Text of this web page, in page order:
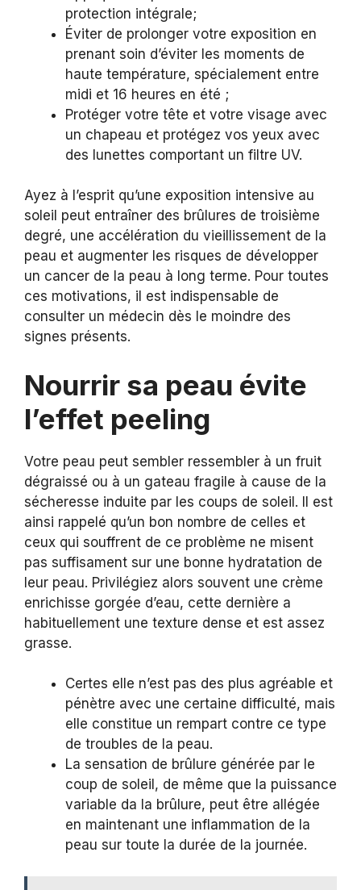
protection intégrale;
Éviter de prolonger votre exposition en
prenant soin d’éviter les moments de
haute température, spécialement entre
midi et 16 heures en été ;
Protéger votre tête et votre visage avec
un chapeau et protégez vos yeux avec
des lunettes comportant un filtre UV.
Ayez à l’esprit qu’une exposition intensive au
soleil peut entraîner des brûlures de troisième
degré, une accélération du vieillissement de la
peau et augmenter les risques de développer
un cancer de la peau à long terme. Pour toutes
ces motivations, il est indispensable de
consulter un médecin dès le moindre des
signes présents.
Nourrir sa peau évite
l’effet peeling
Votre peau peut sembler ressembler à un fruit
dégraissé ou à un gateau fragile à cause de la
sécheresse induite par les coups de soleil. Il est
ainsi rappelé qu’un bon nombre de celles et
ceux qui souffrent de ce problème ne misent
pas suffisament sur une bonne hydratation de
leur peau. Privilégiez alors souvent une crème
enrichisse gorgée d’eau, cette dernière a
habituellement une texture dense et est assez
grasse.
Certes elle n’est pas des plus agréable et
pénètre avec une certaine difficulté, mais
elle constitue un rempart contre ce type
de troubles de la peau.
La sensation de brûlure générée par le
coup de soleil, de même que la puissance
variable da la brûlure, peut être allégée
en maintenant une inflammation de la
peau sur toute la durée de la journée.